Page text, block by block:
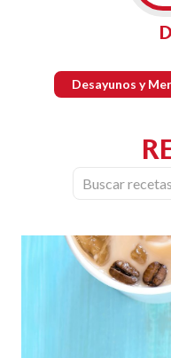
Desayunos y